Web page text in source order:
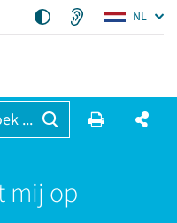
NL
...
mij op